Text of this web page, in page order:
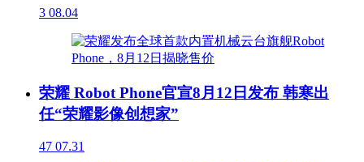
3 08.04
荣耀 Robot Phone官宣8月12日发布 韩寒出
任“荣耀影像创想家”
47 07.31